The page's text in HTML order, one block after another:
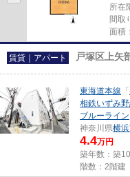
所在
間取
面積
賃貸｜アパート 戸塚区上矢
東海道本線 「
相鉄いずみ
ブルーライン
神奈川県横
4.4万円
築年数：築
階数：2階建